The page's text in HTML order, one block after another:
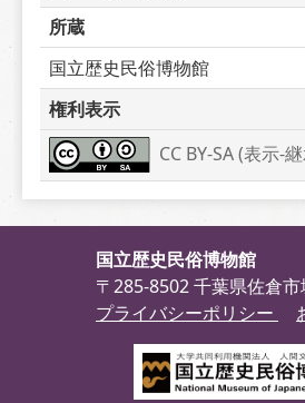
所蔵
国立歴史民俗博物館
権利表示
CC BY-SA (表示-
国立歴史民俗博物館
〒285-8502 千葉県佐倉
プライバシーポリシー